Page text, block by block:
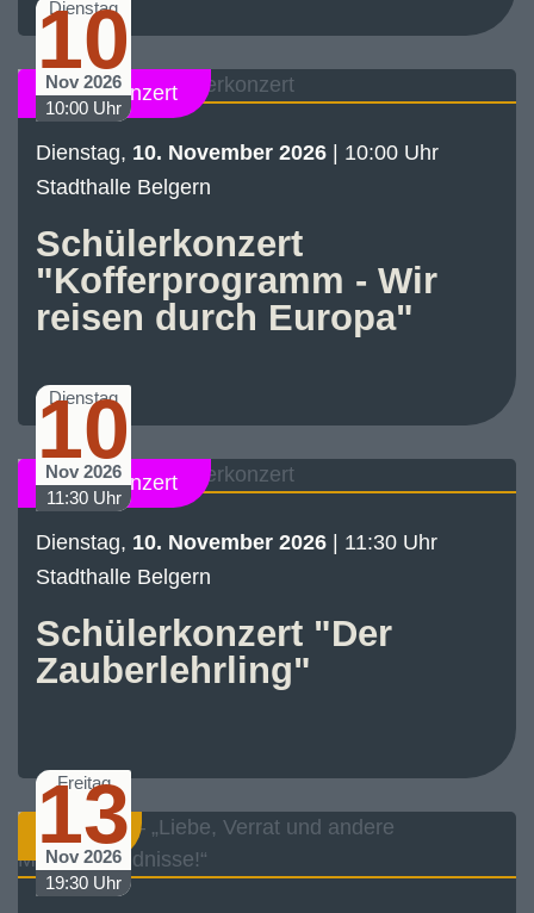
Schülerkonzert
Dienstag
10
Nov 2026
10:00 Uhr
Dienstag, 10. November 2026 | 10:00 Uhr
Stadthalle Belgern
Schülerkonzert
"Kofferprogramm - Wir
reisen durch Europa"
Schülerkonzert
Dienstag
10
Nov 2026
11:30 Uhr
Dienstag, 10. November 2026 | 11:30 Uhr
Stadthalle Belgern
Schülerkonzert "Der
Zauberlehrling"
Konzert
Freitag
13
Nov 2026
19:30 Uhr